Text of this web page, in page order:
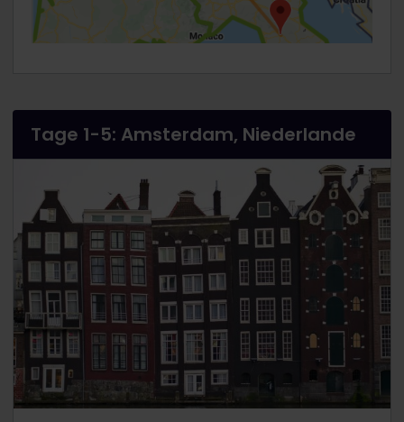
Tage 1-5: Amsterdam, Niederlande